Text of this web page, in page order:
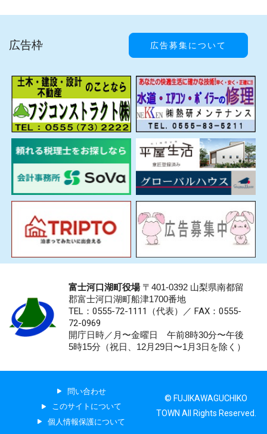
広告枠 広告募集について
富士河口湖町役場〒401-0392 山梨県南都留
郡富士河口湖町船津1700番地
TEL：0555-72-1111 （代表）／ FAX：0555-
72-0969
開庁日時／月〜金曜日 午前8時30分〜午後
5時15分（祝日、12月29日〜1月3日を除く）
問い合わせ
このサイトについて
個人情報保護について
© FUJIKAWAGUCHIKO
TOWN All Rights Reserved.